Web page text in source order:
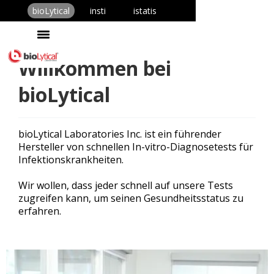
bioLytical insti istatis
Willkommen bei
bioLytical
bioLytical Laboratories Inc. ist ein führender
Hersteller von schnellen In-vitro-Diagnosetests für
Infektionskrankheiten.
Wir wollen, dass jeder schnell auf unsere Tests
zugreifen kann, um seinen Gesundheitsstatus zu
erfahren.